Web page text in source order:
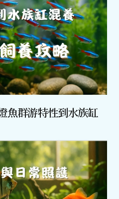
魚群游特性到水族缸